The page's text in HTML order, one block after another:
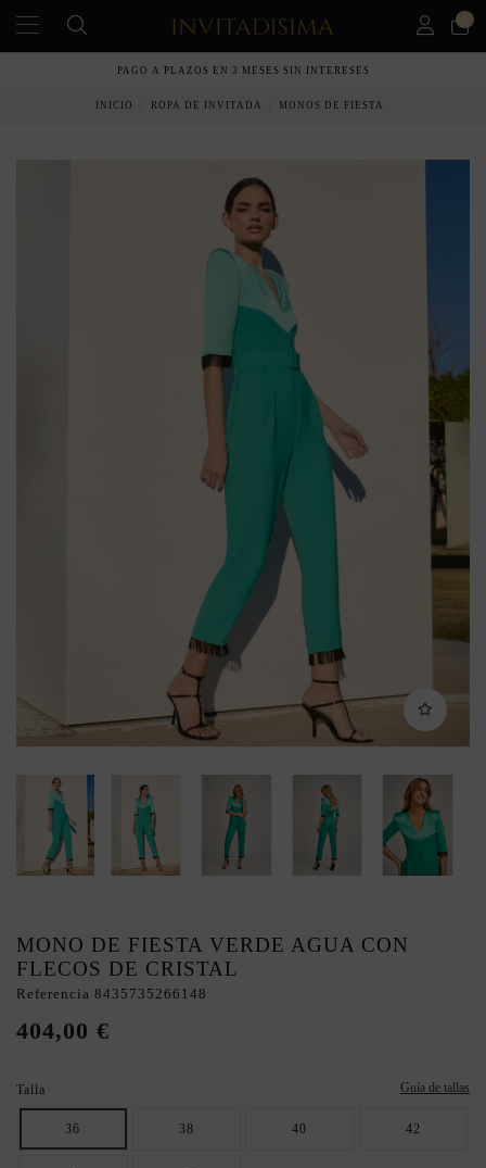
PAGO A PLAZOS EN 3 MESES SIN INTERESES
INICIO ROPA DE INVITADA MONOS DE FIESTA
MONO DE FIESTA VERDE AGUA CON
FLECOS DE CRISTAL
Referencia 8435735266148
404,00 €
Talla Guía de tallas
36 38 40 42